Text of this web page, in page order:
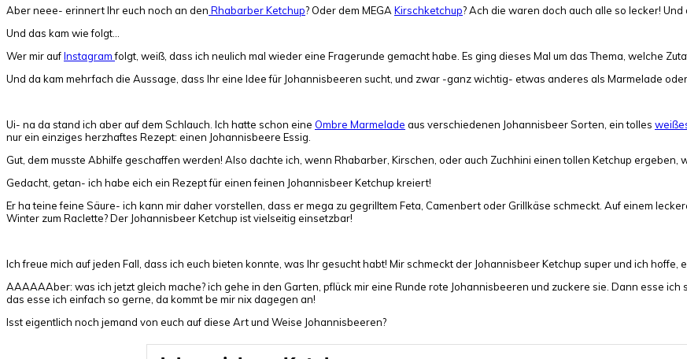
Aber neee- erinnert Ihr euch noch an den Rhabarber Ketchup? Oder dem MEGA Kirschketchup? Ach die waren doch auch alle so lecker!
Und das kam wie folgt…
Wer mir aufInstagramfolgt, weiß, dass ich neulich mal wieder eine Fragerunde gemacht habe. Es ging dieses Mal um das Thema, welche
Und da kam mehrfach die Aussage, dass Ihr eine Idee für Johannisbeeren sucht, und zwar -ganz wichtig- etwas anderes als Marmelade oder
Ui- na da stand ich aber auf dem Schlauch. Ich hatte schon eine Ombre Marmelade aus verschiedenen Johannisbeer Sorten, ein tolles
nur ein einziges herzhaftes Rezept: einen Johannisbeere Essig.
Gut, dem musste Abhilfe geschaffen werden! Also dachte ich, wenn Rhabarber, Kirschen, oder auch Zuchhini einen tollen Ketchup ergeben,
Gedacht, getan- ich habe eich ein Rezept für einen feinen Johannisbeer Ketchup kreiert!
Er ha teine feine Säure- ich kann mir daher vorstellen, dass er mega zu gegrilltem Feta, Camenbert oder Grillkäse schmeckt. Auf einem
Winter zum Raclette? Der Johannisbeer Ketchup ist vielseitig einsetzbar!
Ich freue mich auf jeden Fall, dass ich euch bieten konnte, was Ihr gesucht habt! Mir schmeckt der Johannisbeer Ketchup super und ich hoffe,
AAAAAAber: was ich jetzt gleich mache? ich gehe in den Garten, pflück mir eine Runde rote Johannisbeeren und zuckere sie. Dann esse
das esse ich einfach so gerne, da kommt be mir nix dagegen an!
Isst eigentlich noch jemand von euch auf diese Art und Weise Johannisbeeren?